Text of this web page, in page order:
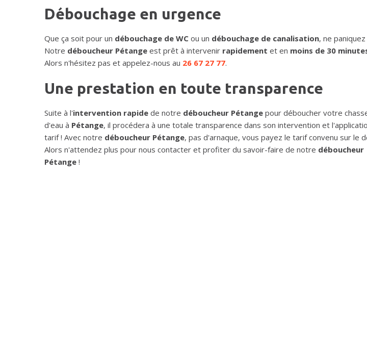
Débouchage en urgence
Que ça soit pour un débouchage de WC ou un débouchage de canalisation, ne paniquez
Notre déboucheur Pétange est prêt à intervenir rapidement et en moins de 30
Alors n'hésitez pas et appelez-nous au 26 67 27 77.
Une prestation en toute transparence
Suite à l'intervention rapide de notre déboucheur Pétange pour déboucher votre
d'eau à Pétange, il procédera à une totale transparence dans son intervention et
tarif ! Avec notre déboucheur Pétange, pas d'arnaque, vous payez le tarif convenu sur le
Alors n'attendez plus pour nous contacter et profiter du savoir-faire de notre déboucheur
Pétange !